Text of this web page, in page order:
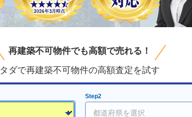
再建築不可物件でも高額で売れる！
タダで再建築不可物件の高額査定を試す
Step2